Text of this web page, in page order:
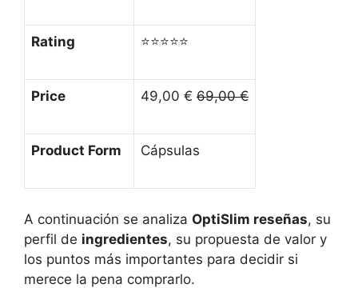
Rating ⭐⭐⭐⭐⭐
Price 49,00 € 69,00 €
Product Form Cápsulas
A continuación se analiza OptiSlim reseñas, su
perfil de ingredientes, su propuesta de valor y
los puntos más importantes para decidir si
merece la pena comprarlo.